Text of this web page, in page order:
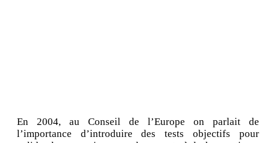
En 2004, au Conseil de l’Europe on parlait de
l’importance d’introduire des tests objectifs pour